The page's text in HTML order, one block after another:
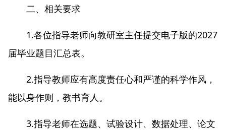
二、相关要求
1.各位指导老师向教研室主任提交电子版的2027
届毕业题目汇总表。
2.指导教师应有高度责任心和严谨的科学作风，
能以身作则，教书育人。
3.指导老师在选题、试验设计、数据处理、论文